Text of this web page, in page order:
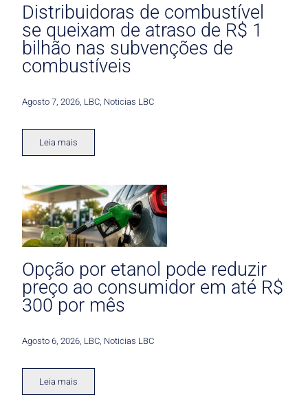
Distribuidoras de combustível
se queixam de atraso de R$ 1
bilhão nas subvenções de
combustíveis
Agosto 7, 2026 LBC Noticias LBC
Leia mais
Opção por etanol pode reduzir
preço ao consumidor em até R$
300 por mês
Agosto 6, 2026 LBC Noticias LBC
Leia mais